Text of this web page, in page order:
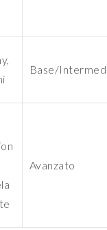
Base/
Avanzato